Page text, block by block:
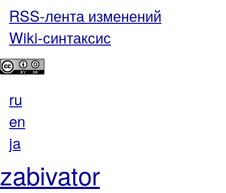
RSS-лента изменений
Wiki-синтаксис
ru
en
ja
zabivator